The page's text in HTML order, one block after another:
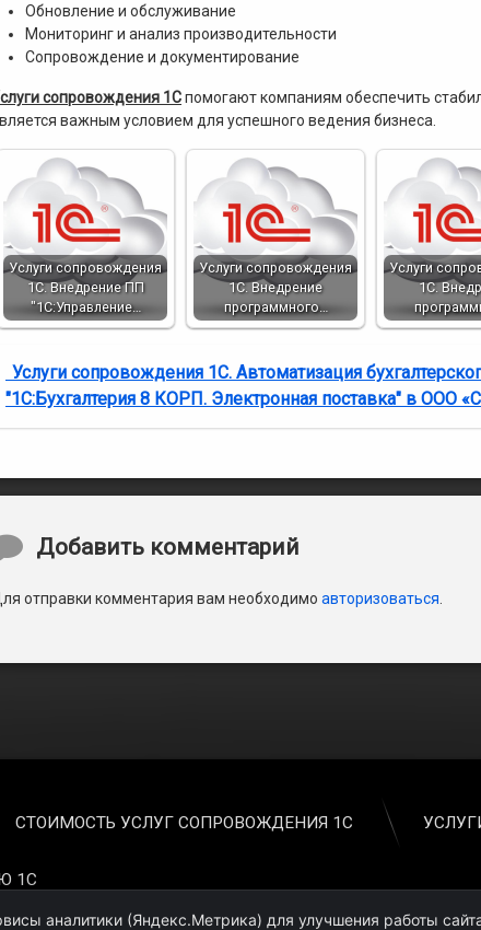
Обновление и обслуживание
Мониторинг и анализ производительности
Сопровождение и документирование
сопровождения 1Спомогают компаниям обеспечить
важным условием для успешного ведения бизнеса.
Услуги сопровождения
1С. Внедрение ПП
"1С:Управление…
Услуги сопровождения
1С. Внедрение
программного…
Услуги
1С.
Услуги сопровождения 1С. Автоматизация
"1С:Бухгалтерия 8 КОРП. Электронная поставка" в ООО
Добавить комментарий
отправки комментария вам необходимо авторизоваться
СТОИМОСТЬ УСЛУГ СОПРОВОЖДЕНИЯ 1С
1С
аналитики (Яндекс.Метрика) для улучшения работы